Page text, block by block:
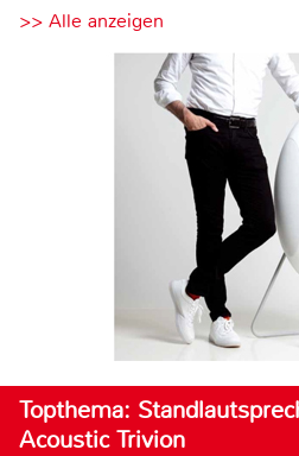
>> Alle anzeigen
Topthema:
Acoustic Trivion